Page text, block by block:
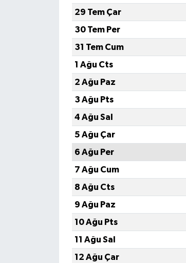
29 Tem Çar
30 Tem Per
31 Tem Cum
1 Ağu Cts
2 Ağu Paz
3 Ağu Pts
4 Ağu Sal
5 Ağu Çar
6 Ağu Per
7 Ağu Cum
8 Ağu Cts
9 Ağu Paz
10 Ağu Pts
11 Ağu Sal
12 Ağu Çar